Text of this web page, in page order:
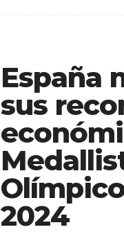
España
sus
2024